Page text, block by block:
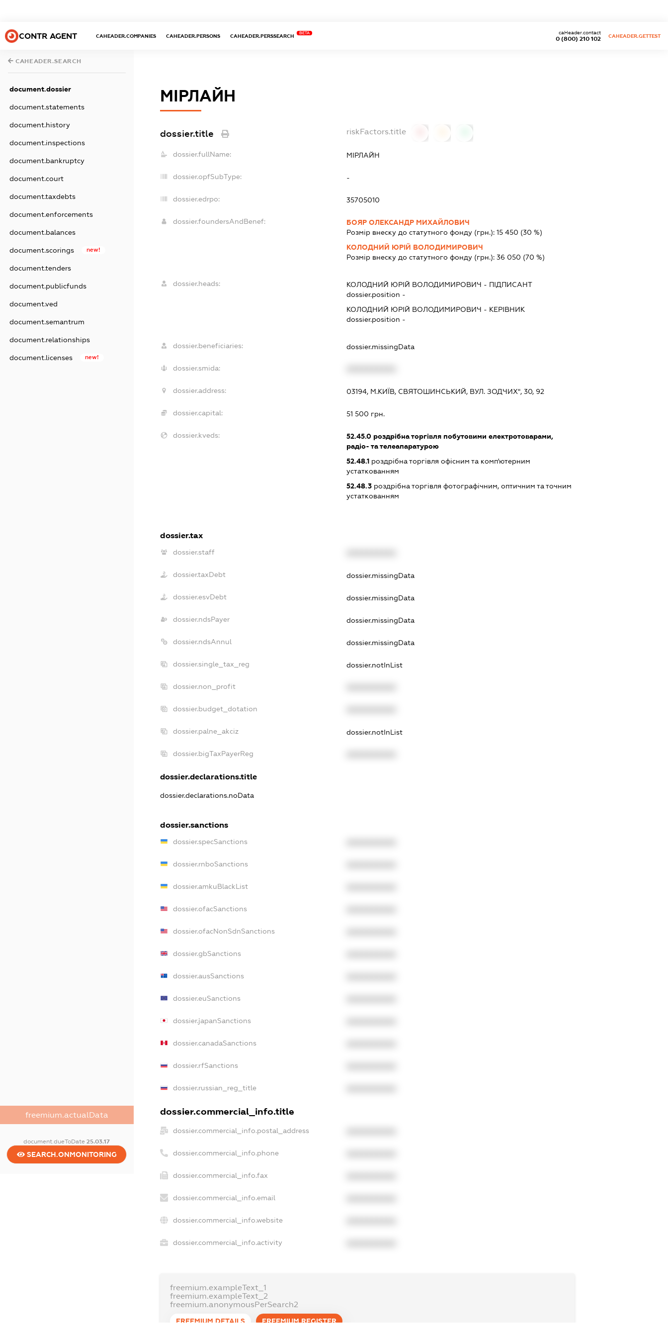
CONTR AGENT CAHEADER.COMPANIES CAHEADER.PERSONS CAHEADER.PERSSEARCH
BETA
0 (800) 210 102
caHeader.contact
CAHEADER.GETTEST
CAHEADER.SEARCH
document.dossier
document.statements
document.history
document.inspections
document.bankruptcy
document.court
document.taxdebts
document.enforcements
document.balances
document.scorings new!
document.tenders
document.publicfunds
document.ved
document.semantrum
document.relationships
document.licenses new!
freemium.actualData
document.dueToDate25.03.17
SEARCH.ONMONITORING
МІРЛАЙН
dossier.title riskFactors.title
dossier.fullName: МІРЛАЙН
dossier.opfSubType: -
dossier.edrpo: 35705010
dossier.foundersAndBenef:
БОЯР ОЛЕКСАНДР МИХАЙЛОВИЧ
Розмір внеску до статутного фонду (грн.):15 450 (30 %)
КОЛОДНИЙ ЮРІЙ ВОЛОДИМИРОВИЧ
Розмір внеску до статутного фонду (грн.):36 050 (70 %)
dossier.heads: КОЛОДНИЙ ЮРІЙ ВОЛОДИМИРОВИЧ - ПІДПИСАНТ
dossier.position -
КОЛОДНИЙ ЮРІЙ ВОЛОДИМИРОВИЧ - КЕРІВНИК
dossier.position -
dossier.beneficiaries: dossier.missingData
dossier.smida:
dossier.address: 03194, М.КИЇВ, СВЯТОШИНСЬКИЙ, ВУЛ. ЗОДЧИХ", 30, 92
dossier.capital: 51 500 грн.
dossier.kveds: 52.45.0 роздрібна торгівля побутовими електротоварами,
радіо- та телеапаратурою
52.48.1 роздрібна торгівля офісним та комп'ютерним
устаткованням
52.48.3 роздрібна торгівля фотографічним, оптичним та точним
устаткованням
dossier.tax
dossier.staff
dossier.taxDebt dossier.missingData
dossier.esvDebt dossier.missingData
dossier.ndsPayer dossier.missingData
dossier.ndsAnnul dossier.missingData
dossier.single_tax_reg dossier.notInList
dossier.non_profit
dossier.budget_dotation
dossier.palne_akciz dossier.notInList
dossier.bigTaxPayerReg
dossier.declarations.title
dossier.declarations.noData
dossier.sanctions
dossier.specSanctions
dossier.rnboSanctions
dossier.amkuBlackList
dossier.ofacSanctions
dossier.ofacNonSdnSanctions
dossier.gbSanctions
dossier.ausSanctions
dossier.euSanctions
dossier.japanSanctions
dossier.canadaSanctions
dossier.rfSanctions
dossier.russian_reg_title
dossier.commercial_info.title
dossier.commercial_info.postal_address
dossier.commercial_info.phone
dossier.commercial_info.fax
dossier.commercial_info.email
dossier.commercial_info.website
dossier.commercial_info.activity
freemium.exampleText_1
freemium.exampleText_2
freemium.anonymousPerSearch2
FREEMIUM.DETAILS FREEMIUM.REGISTER